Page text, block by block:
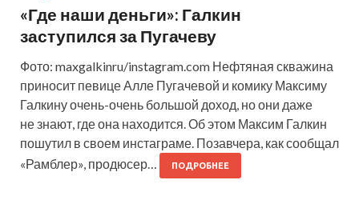
«Где наши деньги»: Галкин
заступился за Пугачеву
Фото: maxgalkinru/instagram.com Нефтяная скважина
приносит певице Алле Пугачевой и комику Максиму
Галкину очень-очень большой доход, но они даже
не знают, где она находится. Об этом Максим Галкин
пошутил в своем инстаграме. Позавчера, как сообщал
«Рамблер», продюсер…
ПОДРОБНЕЕ